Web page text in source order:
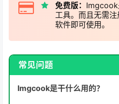
免费版： Imgcook
工具。而且无需
软件即可使用。
常见问题
Imgcook是干什么用的？